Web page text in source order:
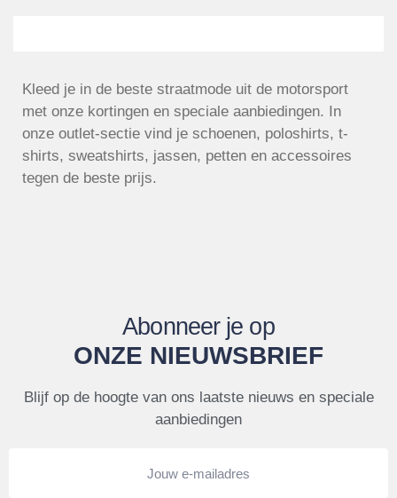
Kleed je in de beste straatmode uit de motorsport
met onze kortingen en speciale aanbiedingen. In
onze outlet-sectie vind je schoenen, poloshirts, t-
shirts, sweatshirts, jassen, petten en accessoires
tegen de beste prijs.
Abonneer je op
ONZE NIEUWSBRIEF
Blijf op de hoogte van ons laatste nieuws en speciale
aanbiedingen